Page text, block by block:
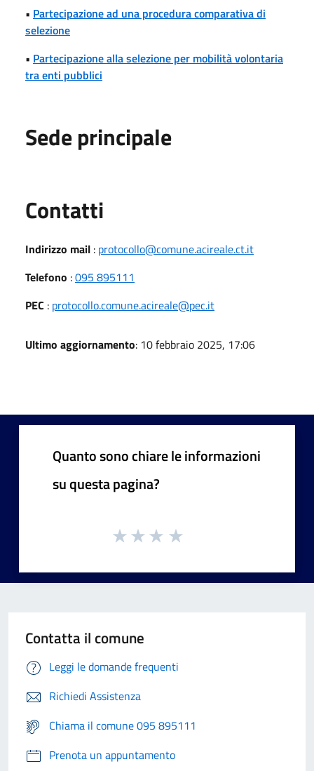
• Partecipazione ad una procedura comparativa di
selezione
• Partecipazione alla selezione per mobilità volontaria
tra enti pubblici
Sede principale
Contatti
Indirizzo mail : protocollo@comune.acireale.ct.it
Telefono :095 895111
PEC : protocollo.comune.acireale@pec.it
Ultimo aggiornamento: 10 febbraio 2025, 17:06
Quanto sono chiare le informazioni
su questa pagina?
Contatta il comune
Leggi le domande frequenti
Richiedi Assistenza
Chiama il comune 095 895111
Prenota un appuntamento